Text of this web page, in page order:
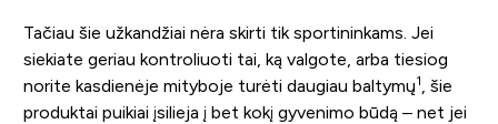
Tačiau šie užkandžiai nėra skirti tik sportininkams. Jei
siekiate geriau kontroliuoti tai, ką valgote, arba tiesiog
norite kasdienėje mityboje turėti daugiau baltymų1
, šie
produktai puikiai įsilieja į bet kokį gyvenimo būdą – net jei